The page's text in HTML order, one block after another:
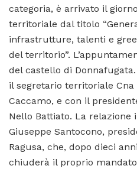
categoria, è arrivato il
territoriale dal titolo
infrastrutture, talenti e
del territorio”.
del castello di
il segretario territoriale Cna
Caccamo, e con il
Nello Battiato. La
Giuseppe Santocono,
Ragusa, che, dopo dieci
chiuderà il proprio